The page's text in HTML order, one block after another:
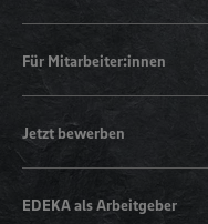
Für Mitarbeiter:innen
Jetzt bewerben
EDEKA als Arbeitgeber